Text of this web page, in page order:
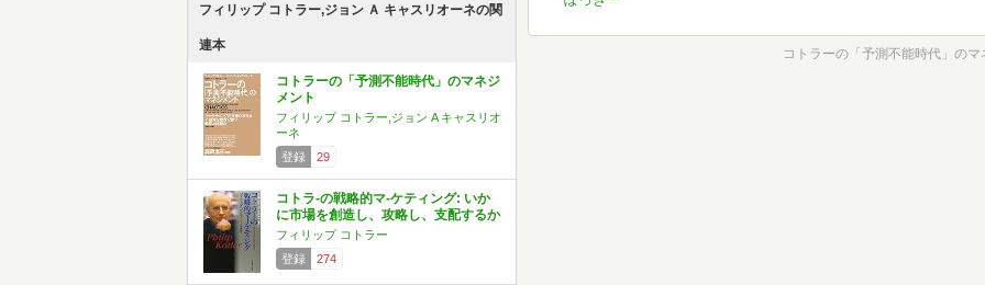
フィリップ コトラー,ジョン Ａ キャスリオーネの関
連本
コトラーの「予測不能時代」のマネジ
メント
フィリップ コトラー,ジョン A キャスリオ
ーネ
登録
29
コトラ-の戦略的マ-ケティング: いか
に市場を創造し、攻略し、支配するか
フィリップ コトラー
登録
274
コトラーの「予測不能時代」のマ